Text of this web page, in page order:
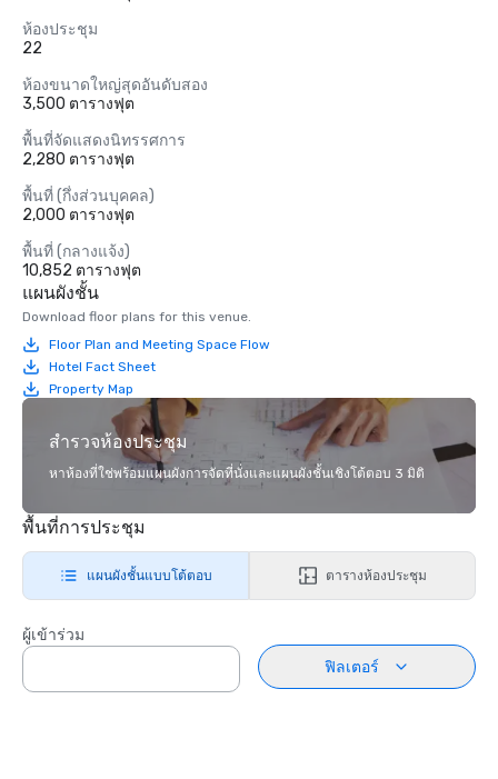
ห้องประชุม
22
ห้องขนาดใหญ่สุดอันดับสอง
3,500 ตารางฟุต
พื้นที่จัดแสดงนิทรรศการ
2,280 ตารางฟุต
พื้นที่ (กึ่งส่วนบุคคล)
2,000 ตารางฟุต
พื้นที่ (กลางแจ้ง)
10,852 ตารางฟุต
แผนผังชั้น
Download floor plans for this venue.
Floor Plan and Meeting Space Flow
Hotel Fact Sheet
Property Map
สำรวจห้องประชุม
หาห้องที่ใช่พร้อมแผนผังการจัดที่นั่งและแผนผังชั้นเชิงโต้ตอบ 3 มิติ
พื้นที่การประชุม
แผนผังชั้นแบบโต้ตอบ ตารางห้องประชุม
ผู้เข้าร่วม
ฟิลเตอร์